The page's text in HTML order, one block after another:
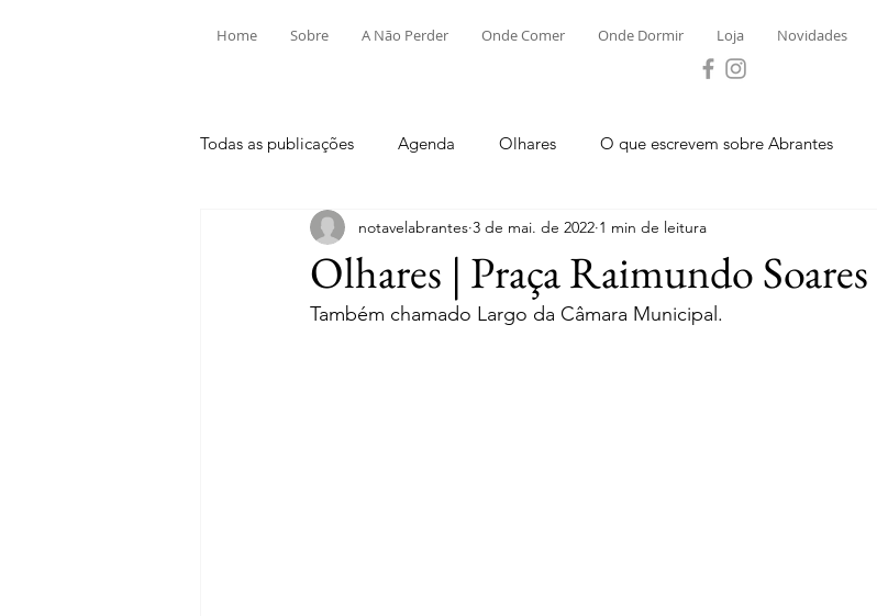
Home Sobre A Não Perder Onde Comer Onde Dormir Loja Novidades
Todas as publicações Agenda Olhares O que escrevem sobre Abrantes
Aldeia do Mato e Souto Alvega e Concavada Bemposta
Mouriscas Pego Rio de Moinhos S. Facundo e Vale das Mós
Olhares | Praça Raimundo Soares
notavelabrantes 3 de mai. de 2022 1 min de leitura
Também chamado Largo da Câmara Municipal.